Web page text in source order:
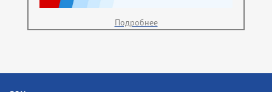
Подробнее